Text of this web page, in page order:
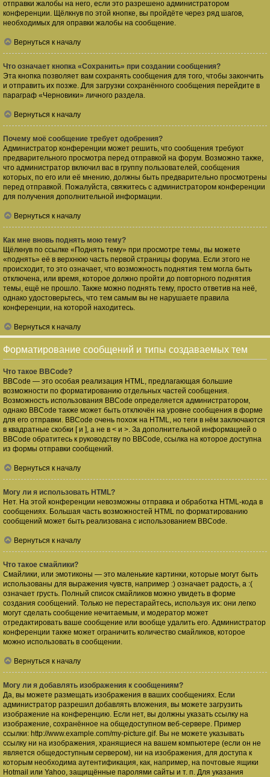
отправки жалобы на него, если это разрешено администратором
конференции. Щёлкнув по этой кнопке, вы пройдёте через ряд шагов,
необходимых для оправки жалобы на сообщение.
Вернуться к началу
Что означает кнопка «Сохранить» при создании сообщения?
Эта кнопка позволяет вам сохранять сообщения для того, чтобы закончить
и отправить их позже. Для загрузки сохранённого сообщения перейдите в
параграф «Черновики» личного раздела.
Вернуться к началу
Почему моё сообщение требует одобрения?
Администратор конференции может решить, что сообщения требуют
предварительного просмотра перед отправкой на форум. Возможно также,
что администратор включил вас в группу пользователей, сообщения
которых, по его или её мнению, должны быть предварительно просмотрены
перед отправкой. Пожалуйста, свяжитесь с администратором конференции
для получения дополнительной информации.
Вернуться к началу
Как мне вновь поднять мою тему?
Щёлкнув по ссылке «Поднять тему» при просмотре темы, вы можете
«поднять» её в верхнюю часть первой страницы форума. Если этого не
происходит, то это означает, что возможность поднятия тем могла быть
отключена, или время, которое должно пройти до повторного поднятия
темы, ещё не прошло. Также можно поднять тему, просто ответив на неё,
однако удостоверьтесь, что тем самым вы не нарушаете правила
конференции, на которой находитесь.
Вернуться к началу
Форматирование сообщений и типы создаваемых тем
Что такое BBCode?
BBCode — это особая реализация HTML, предлагающая большие
возможности по форматированию отдельных частей сообщения.
Возможность использования BBCode определяется администратором,
однако BBCode также может быть отключён на уровне сообщения в форме
для его отправки. BBCode очень похож на HTML, но теги в нём заключаются
в квадратные скобки [ и ], а не в < и >. За дополнительной информацией о
BBCode обратитесь к руководству по BBCode, ссылка на которое доступна
из формы отправки сообщений.
Вернуться к началу
Могу ли я использовать HTML?
Нет. На этой конференции невозможны отправка и обработка HTML-кода в
сообщениях. Большая часть возможностей HTML по форматированию
сообщений может быть реализована с использованием BBCode.
Вернуться к началу
Что такое смайлики?
Смайлики, или эмотиконы — это маленькие картинки, которые могут быть
использованы для выражения чувств, например :) означает радость, а :(
означает грусть. Полный список смайликов можно увидеть в форме
создания сообщений. Только не перестарайтесь, используя их: они легко
могут сделать сообщение нечитаемым, и модератор может
отредактировать ваше сообщение или вообще удалить его. Администратор
конференции также может ограничить количество смайликов, которое
можно использовать в сообщении.
Вернуться к началу
Могу ли я добавлять изображения к сообщениям?
Да, вы можете размещать изображения в ваших сообщениях. Если
администратор разрешил добавлять вложения, вы можете загрузить
изображение на конференцию. Если нет, вы должны указать ссылку на
изображение, сохранённое на общедоступном веб-сервере. Пример
ссылки: http://www.example.com/my-picture.gif. Вы не можете указывать
ссылку ни на изображения, хранящиеся на вашем компьютере (если он не
является общедоступным сервером), ни на изображения, для доступа к
которым необходима аутентификация, как, например, на почтовые ящики
Hotmail или Yahoo, защищённые паролями сайты и т. п. Для указания